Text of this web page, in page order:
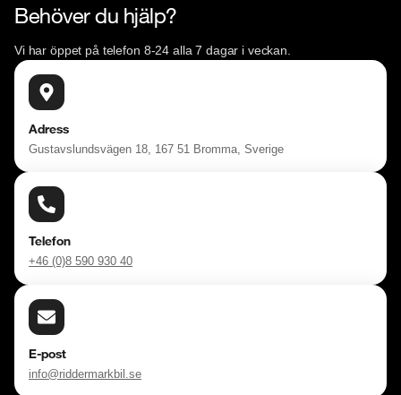
Behöver du hjälp?
Vi har öppet på telefon 8-24 alla 7 dagar i veckan.
Adress
Gustavslundsvägen 18, 167 51 Bromma, Sverige
Telefon
+46 (0)8 590 930 40
E-post
info@riddermarkbil.se